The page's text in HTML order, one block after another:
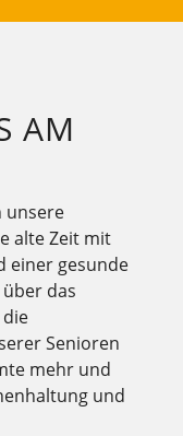
B
unsere
alte Zeit mit
einer gesunde
das
Senioren
mehr und
und